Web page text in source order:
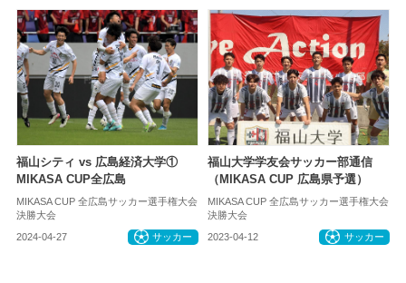
福山シティ vs 広島経済大学①
MIKASA CUP全広島
MIKASA CUP 全広島サッカー選手権大会
決勝大会
2024-04-27 サッカー
福山大学学友会サッカー部通信
（MIKASA CUP 広島県予選）
MIKASA CUP 全広島サッカー選手権大会
決勝大会
2023-04-12 サッカー